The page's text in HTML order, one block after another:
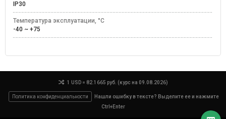
IP30
Температура эксплуатации, °C
-40 ~ +75
1 USD = 82.1665 руб. (курс на 09.08.2026)
Политика конфиденциальности
Нашли ошибку в тексте? Выделите ее и нажмите
Ctrl+Enter